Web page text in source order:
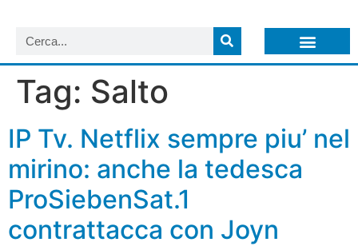
Tag: Salto
IP Tv. Netflix sempre piu’ nel
mirino: anche la tedesca
ProSiebenSat.1
contrattacca con Joyn